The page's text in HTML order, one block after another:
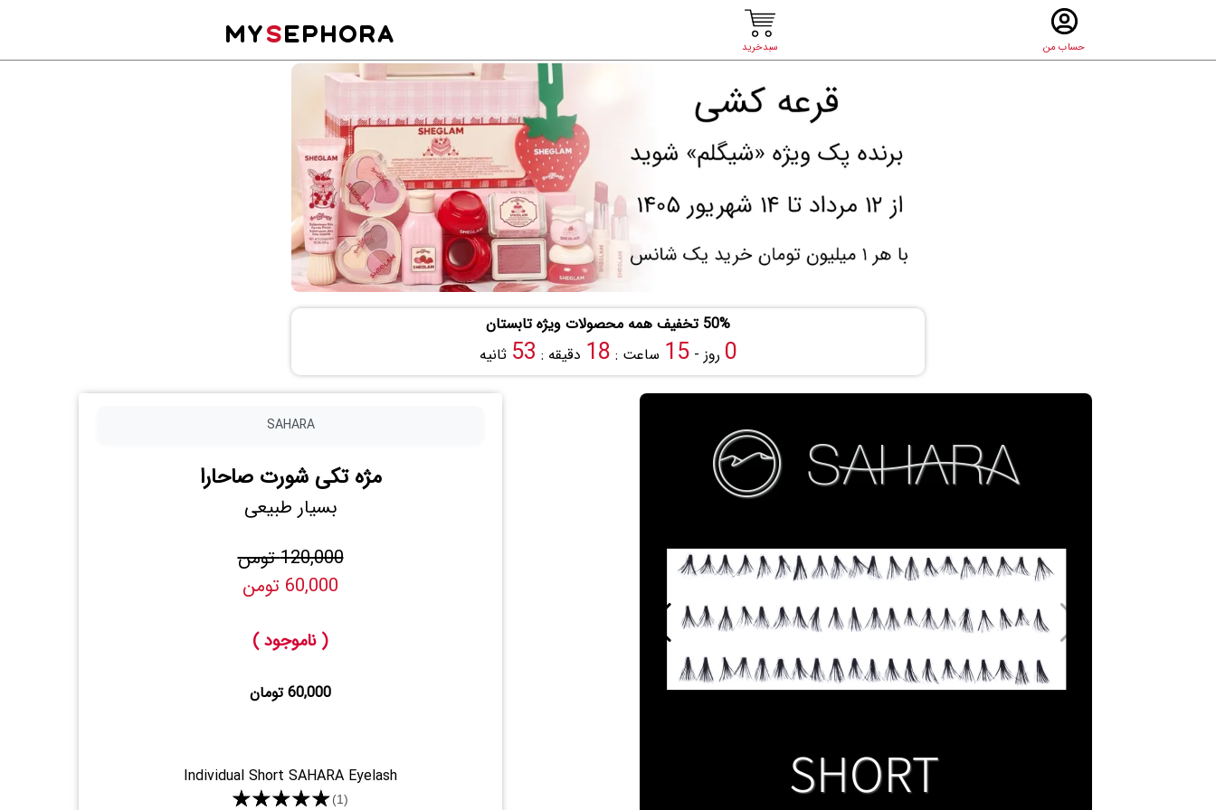
حساب من سبدخرید
MYSEPHORA
50% تخفیف همه محصولات ویژه تابستان
0 روز -15 ساعت : 18 دقیقه : 52 ثانیه
SAHARA
مژه تکی شورت صاحارا
بسیار طبیعی
120,000 تومن
60,000 تومن
( ناموجود )
60,000 تومان
Individual Short SAHARA Eyelash
★★★★★(1)